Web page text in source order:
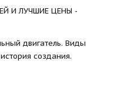
И ЛУЧШИЕ ЦЕНЫ -
двигатель. Виды
создания.